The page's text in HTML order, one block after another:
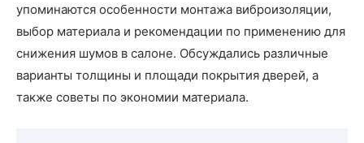
упоминаются особенности монтажа виброизоляции,
выбор материала и рекомендации по применению для
снижения шумов в салоне. Обсуждались различные
варианты толщины и площади покрытия дверей, а
также советы по экономии материала.